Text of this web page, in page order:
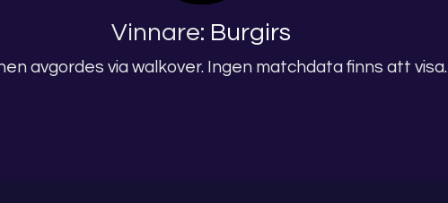
Vinnare: Burgirs
avgordes via walkover. Ingen matchdata finns att visa.